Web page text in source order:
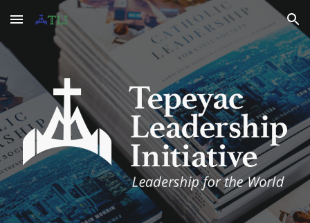
Skip to main content Skip to navigation